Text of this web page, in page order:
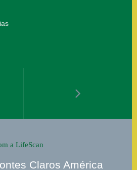
a LifeScan
Claros América